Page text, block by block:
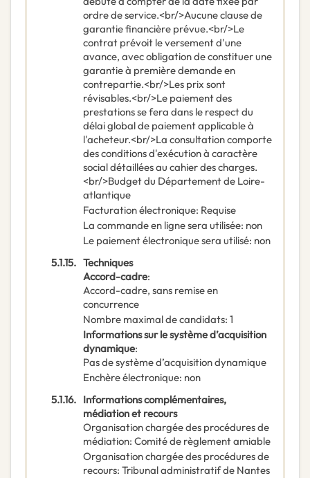
ordre de service.<br/>Aucune clause de
garantie financière prévue.<br/>Le
contrat prévoit le versement d'une
avance, avec obligation de constituer une
garantie à première demande en
contrepartie.<br/>Les prix sont
révisables.<br/>Le paiement des
prestations se fera dans le respect du
délai global de paiement applicable à
l'acheteur.<br/>La consultation comporte
des conditions d'exécution à caractère
social détaillées au cahier des charges.
<br/>Budget du Département de Loire-
atlantique
Facturation électronique: Requise
La commande en ligne sera utilisée: non
Le paiement électronique sera utilisé: non
5.1.15. Techniques
Accord-cadre:
Accord-cadre, sans remise en
concurrence
Nombre maximal de candidats: 1
Informations sur le système d’acquisition
dynamique:
Pas de système d’acquisition dynamique
Enchère électronique: non
5.1.16. Informations complémentaires,
médiation et recours
Organisation chargée des procédures de
médiation: Comité de règlement amiable
Organisation chargée des procédures de
recours: Tribunal administratif de Nantes